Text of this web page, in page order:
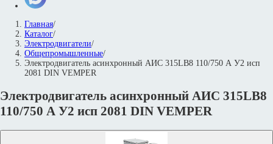
Главная/
Каталог/
Электродвигатели/
Общепромышленные/
Электродвигатель асинхронный АИС 315LB8 110/750 А У2 исп
2081 DIN VEMPER
Электродвигатель асинхронный АИС 315LB8
110/750 А У2 исп 2081 DIN VEMPER